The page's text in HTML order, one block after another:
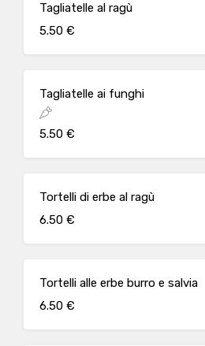
Tagliatelle al ragù
5.50 €
Tagliatelle ai funghi
5.50 €
Tortelli di erbe al ragù
6.50 €
Tortelli alle erbe burro e salvia
6.50 €